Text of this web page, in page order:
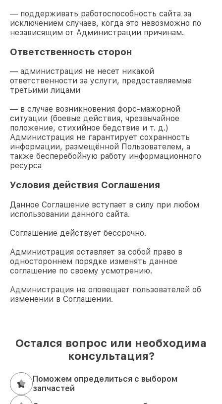
— поддерживать работоспособность сайта за
исключением случаев, когда это невозможно по
независящим от Администрации причинам.
Ответственность сторон
— администрация не несет никакой
ответственности за услуги, предоставляемые
третьими лицами
— в случае возникновения форс-мажорной
ситуации (боевые действия, чрезвычайное
положение, стихийное бедствие и т. д.)
Администрация не гарантирует сохранность
информации, размещённой Пользователем, а
также бесперебойную работу информационного
ресурса
Условия действия Соглашения
Данное Соглашение вступает в силу при любом
использовании данного сайта.
Соглашение действует бессрочно.
Администрация оставляет за собой право в
одностороннем порядке изменять данное
соглашение по своему усмотрению.
Администрация не оповещает пользователей об
изменении в Соглашении.
Остался вопрос или необходима
консультация?
Поможем определиться с выбором
запчастей